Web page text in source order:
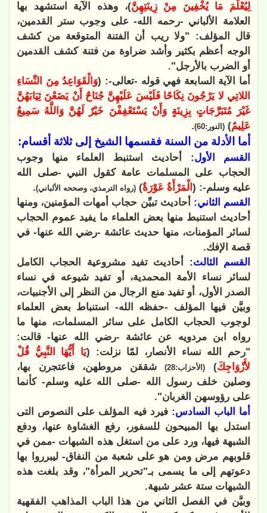
لِيُعْلَمَ مَا يُخْفِينَ مِنْ زِينَتِهِنَّ)، وهذه الآية استشهد بها
العلامة الألباني -رحمه الله- على وجوب ستر القدمين،
قال المؤلف: "ولا ريب أن الفتنة المتوقعة من كشف
الوجه أعظم بكثير وأشد ضراوة من فتنة كشف القدمين
أو الضرب بالأرجل".
أما الآية السابعة فهي قوله -تعالى-: (وَالْقَوَاعِدُ مِنَ النِّسَاءِ
اللاتِي لا يَرْجُونَ نِكَاحًا فَلَيْسَ عَلَيْهِنَّ جُنَاحٌ أَنْ يَضَعْنَ ثِيَابَهُنَّ
غَيْرَ مُتَبَرِّجَاتٍ بِزِينَةٍ وَأَنْ يَسْتَعْفِفْنَ خَيْرٌ لَهُنَّ وَاللَّهُ سَمِيعٌ
عَلِيمٌ) (النور:60) .
أما الأدلة من السنة فقسمها الشيخ إلى ثلاثة أقسام:
القسم الأول: أحاديث استنبط العلماء منها وجوب
الحجاب على المسلمات عامة كقول النبي -صلى الله
عليه وسلم-: ( الْمَرْأَةُ عَوْرَةٌ) (رواه الترمذي، وصححه الألباني).
القسم الثاني: أحاديث تبيِّن حجاب أمهات المؤمنين، ومنها
أحاديث استنبط منها بعض العلماء ما يفيد عموم الحجاب
لسائر المؤمنات، منها حديث عائشة -رضي الله عنها- في
قصة الإفك.
القسم الثالث:
أحاديث تفيد مشروعية الحجاب الكامل
لسائر نساء الأمة المحمدية، أو تفيد شيوعه في نساء
الصدر الأول، أو تفيد منع الرجال من النظر إلى الأجنبيات،
وبيَّن فيها المؤلف -حفظه الله- استنباط بعض العلماء
لوجوب الحجاب الكامل على سائر المسلمات، منها ما
رواه ابن مردويه عن عائشة -رضي الله عنها- قالت:
"رحم الله نساء الأنصار، لمّا نزلت: (يَا أَيُّهَا النَّبِيُّ قُلْ
لأَزْوَاجِكَ) (الأحزاب:28)
شققن مروطهن، فاعتجرن بها،
وصلين خلف رسول الله -صلى الله عليه وسلم- كأنما
على رؤوسهن الغربان".
أما الباب السادس: فيرد فيه المؤلف على النصوص التى
استدل بها المبيحون للسفور، رفع الغشاوة عنها، ودفع
الشبهة فيها، ورد على من استغل هذه الشبهات -ممن في
قلوبهم مرض ومن هو على شعبة من النفاق- ليبرروا بها
دعوتهم إلى ما يسمى بـ"تحرير المرأة"، وقد بلغت هذه
الشبهات ستة عشر شبهة.
وبيَّن في الفصل الثاني من هذا الباب المذاهب الفقهية